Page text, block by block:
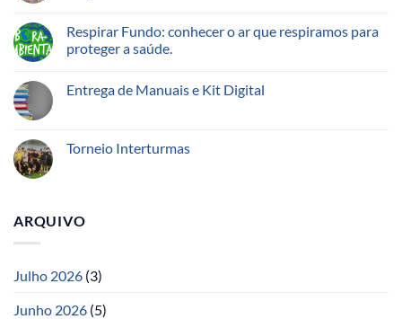
Respirar Fundo: conhecer o ar que respiramos para
proteger a saúde.
Entrega de Manuais e Kit Digital
Torneio Interturmas
ARQUIVO
Julho 2026 (3)
Junho 2026 (5)